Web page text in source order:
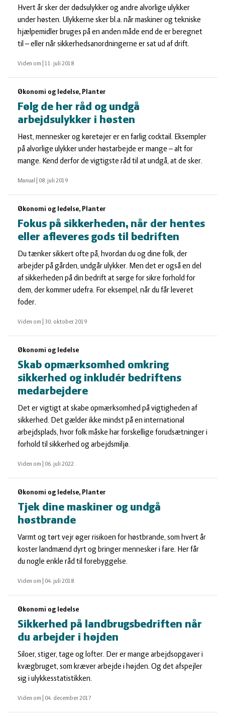
Hvert år sker der dødsulykker og andre alvorlige ulykker
under høsten. Ulykkerne sker bl.a. når maskiner og tekniske
hjælpemidler bruges på en anden måde end de er beregnet
til – eller når sikkerhedsanordningerne er sat ud af drift.
Viden om 11. juli 2018
Økonomi og ledelse, Planter
Følg de her råd og undgå
arbejdsulykker i høsten
Høst, mennesker og køretøjer er en farlig cocktail. Eksempler
på alvorlige ulykker under høstarbejde er mange – alt for
mange. Kend derfor de vigtigste råd til at undgå, at de sker.
Manual 08. juli 2019
Økonomi og ledelse, Planter
Fokus på sikkerheden, når der hentes
eller afleveres gods til bedriften
Du tænker sikkert ofte på, hvordan du og dine folk, der
arbejder på gården, undgår ulykker. Men det er også en del
af sikkerheden på din bedrift at sørge for sikre forhold for
dem, der kommer udefra. For eksempel, når du får leveret
foder.
Viden om 30. oktober 2019
Økonomi og ledelse
Skab opmærksomhed omkring
sikkerhed og inkludér bedriftens
medarbejdere
Det er vigtigt at skabe opmærksomhed på vigtigheden af
sikkerhed. Det gælder ikke mindst på en international
arbejdsplads, hvor folk måske har forskellige forudsætninger i
forhold til sikkerhed og arbejdsmiljø.
Viden om 06. juli 2022
Økonomi og ledelse, Planter
Tjek dine maskiner og undgå
høstbrande
Varmt og tørt vejr øger risikoen for høstbrande, som hvert år
koster landmænd dyrt og bringer mennesker i fare. Her får
du nogle enkle råd til forebyggelse.
Viden om 04. juli 2018
Økonomi og ledelse
Sikkerhed på landbrugsbedriften når
du arbejder i højden
Siloer, stiger, tage og lofter. Der er mange arbejdsopgaver i
kvægbruget, som kræver arbejde i højden. Og det afspejler
sig i ulykkesstatistikken.
Viden om 04. december 2017